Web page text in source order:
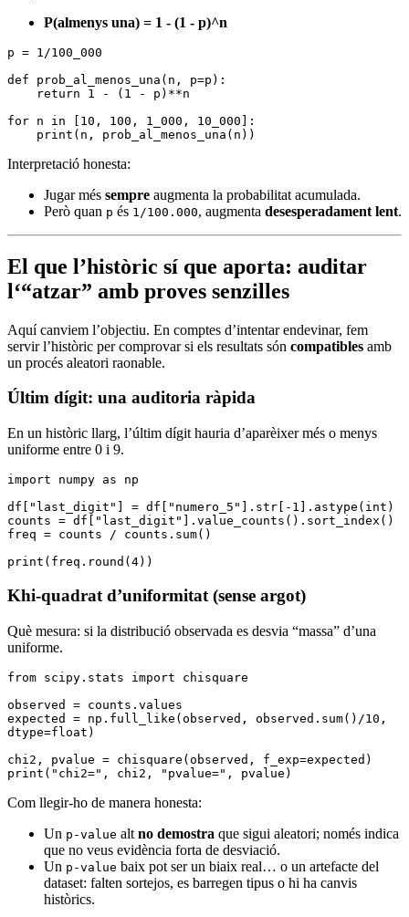
P(almenys una) = 1 - (1 - p)^n
p = 1 /100_000
def prob_al_menos_una ( n , p=p):
    return
1 - ( 1 - p) **n
for n in 10 , 100 , 1_000 , 10_000
:
    print
(n, prob_al_menos_una (n))
Interpretació honesta:
Jugar més sempre augmenta la probabilitat acumulada.
Però quan p és 1/100.000, augmenta desesperadament lent.
El que l’històric sí que aporta: auditar
l‘“atzar” amb proves senzilles
Aquí canviem l’objectiu. En comptes d’intentar endevinar, fem
servir l’històric per comprovar si els resultats són compatibles amb
un procés aleatori raonable.
Últim dígit: una auditoria ràpida
En un històric llarg, l’últim dígit hauria d’aparèixer més o menys
uniforme entre 0 i 9.
import numpy as np
df
"last_digit" = df "numero_5" ]. str - 1 ]. astype ( int )
counts = df "last_digit" ]. value_counts (). sort_index ()
freq = counts / counts . sum()
print (freq. round ( 4))
Khi-quadrat d’uniformitat (sense argot)
Què mesura: si la distribució observada es desvia “massa” d’una
uniforme.
from scipy . stats import chisquare
observed = counts . values
expected = np . full_like (observed, observed. sum() /10 ,
dtype=float )
chi2 , pvalue = chisquare (observed, f_exp=expected)
print ( "chi2=" , chi2, "pvalue=" , pvalue)
Com llegir-ho de manera honesta:
Un p-value alt no demostra que sigui aleatori; només indica
que no veus evidència forta de desviació.
Un p-value baix pot ser un biaix real… o un artefacte del
dataset: falten sortejos, es barregen tipus o hi ha canvis
històrics.